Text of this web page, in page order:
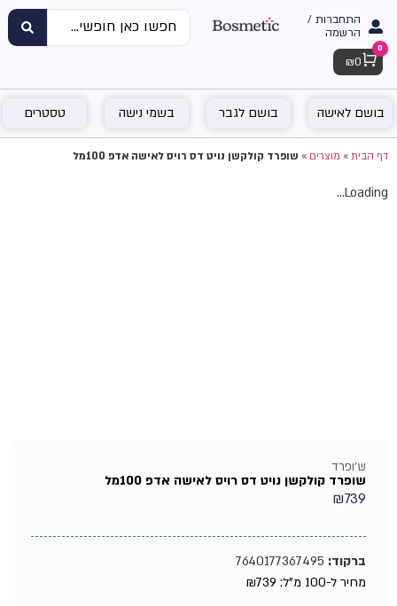
התחברות /
הרשמה
Cart
0
₪ 0
בושם לאישה בושם לגבר בשמי נישה טסטרים
דף הבית»מוצרים»שופרד קולקשן נויט דס רויס לאישה אדפ 100מל
Loading...
ש'ופרד
שופרד קולקשן נויט דס רויס לאישה אדפ 100מל
₪739
ברקוד:7640177367495
מחיר ל-100 מ"ל:
₪739